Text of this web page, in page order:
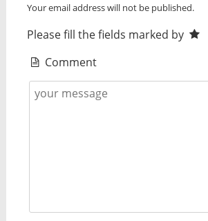
Your email address will not be published.
Please fill the fields marked by
Comment